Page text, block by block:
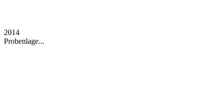
2014
Probenlage...